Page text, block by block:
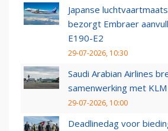
Japanse
bezorgt Embraer
E190-E2
29-07-2026, 10:30
Saudi Arabian Airlines
samenwerking met
29-07-2026, 10:00
Deadlinedag voor